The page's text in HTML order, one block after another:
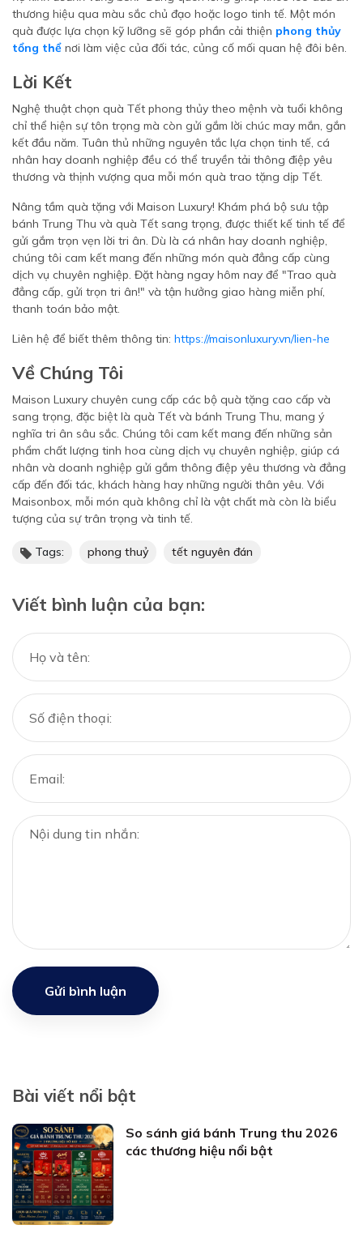
thương hiệu qua màu sắc chủ đạo hoặc logo tinh tế. Một món
quà được lựa chọn kỹ lưỡng sẽ góp phần cải thiện phong thủy
tổng thể nơi làm việc của đối tác, củng cố mối quan hệ đôi bên.
Lời Kết
Nghệ thuật chọn quà Tết phong thủy theo mệnh và tuổi không
chỉ thể hiện sự tôn trọng mà còn gửi gắm lời chúc may mắn, gắn
kết đầu năm. Tuân thủ những nguyên tắc lựa chọn tinh tế, cá
nhân hay doanh nghiệp đều có thể truyền tải thông điệp yêu
thương và thịnh vượng qua mỗi món quà trao tặng dịp Tết.
Nâng tầm quà tặng với Maison Luxury! Khám phá bộ sưu tập
bánh Trung Thu và quà Tết sang trọng, được thiết kế tinh tế để
gửi gắm trọn vẹn lời tri ân. Dù là cá nhân hay doanh nghiệp,
chúng tôi cam kết mang đến những món quà đẳng cấp cùng
dịch vụ chuyên nghiệp. Đặt hàng ngay hôm nay để "Trao quà
đẳng cấp, gửi trọn tri ân!" và tận hưởng giao hàng miễn phí,
thanh toán bảo mật.
Liên hệ để biết thêm thông tin: https://maisonluxury.vn/lien-he
Về Chúng Tôi
Maison Luxury chuyên cung cấp các bộ quà tặng cao cấp và
sang trọng, đặc biệt là quà Tết và bánh Trung Thu, mang ý
nghĩa tri ân sâu sắc. Chúng tôi cam kết mang đến những sản
phẩm chất lượng tinh hoa cùng dịch vụ chuyên nghiệp, giúp cá
nhân và doanh nghiệp gửi gắm thông điệp yêu thương và đẳng
cấp đến đối tác, khách hàng hay những người thân yêu. Với
Maisonbox, mỗi món quà không chỉ là vật chất mà còn là biểu
tượng của sự trân trọng và tinh tế.
Tags: phong thuỷ tết nguyên đán
Viết bình luận của bạn:
Gửi bình luận
Bài viết nổi bật
So sánh giá bánh Trung thu 2026
các thương hiệu nổi bật